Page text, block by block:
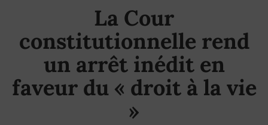
La Cour
constitutionnelle rend
un arrêt inédit en
faveur du « droit à la vie
»